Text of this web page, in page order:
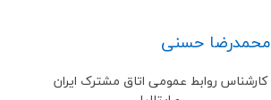
محمدرضا حسنی
کارشناس روابط عمومی اتاق مشترک ایران